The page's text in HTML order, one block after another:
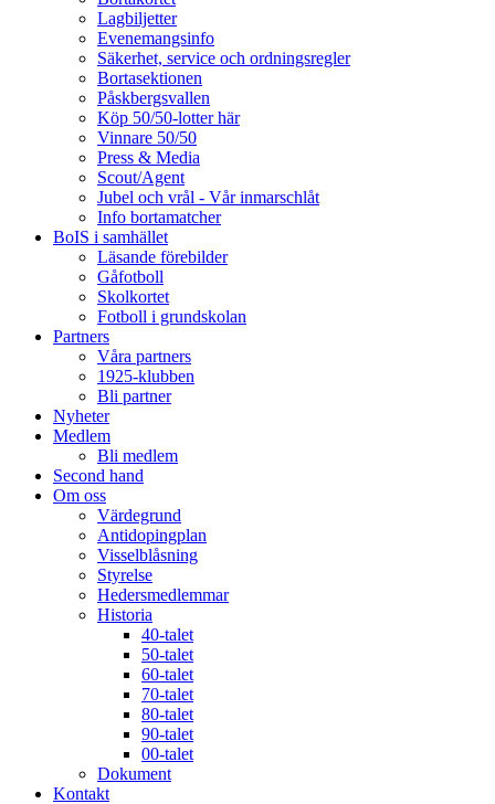
Lagbiljetter
Evenemangsinfo
Säkerhet, service och ordningsregler
Bortasektionen
Påskbergsvallen
Köp 50/50-lotter här
Vinnare 50/50
Press & Media
Scout/Agent
Jubel och vrål - Vår inmarschlåt
Info bortamatcher
BoIS i samhället
Läsande förebilder
Gåfotboll
Skolkortet
Fotboll i grundskolan
Partners
Våra partners
1925-klubben
Bli partner
Nyheter
Medlem
Bli medlem
Second hand
Om oss
Värdegrund
Antidopingplan
Visselblåsning
Styrelse
Hedersmedlemmar
Historia
40-talet
50-talet
60-talet
70-talet
80-talet
90-talet
00-talet
Dokument
Kontakt